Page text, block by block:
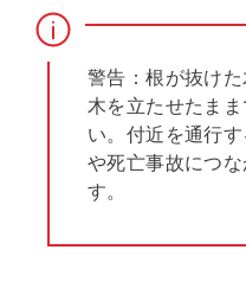
警告：根が抜けた
木を立たせたま
い。付近を通行
や死亡事故につ
す。